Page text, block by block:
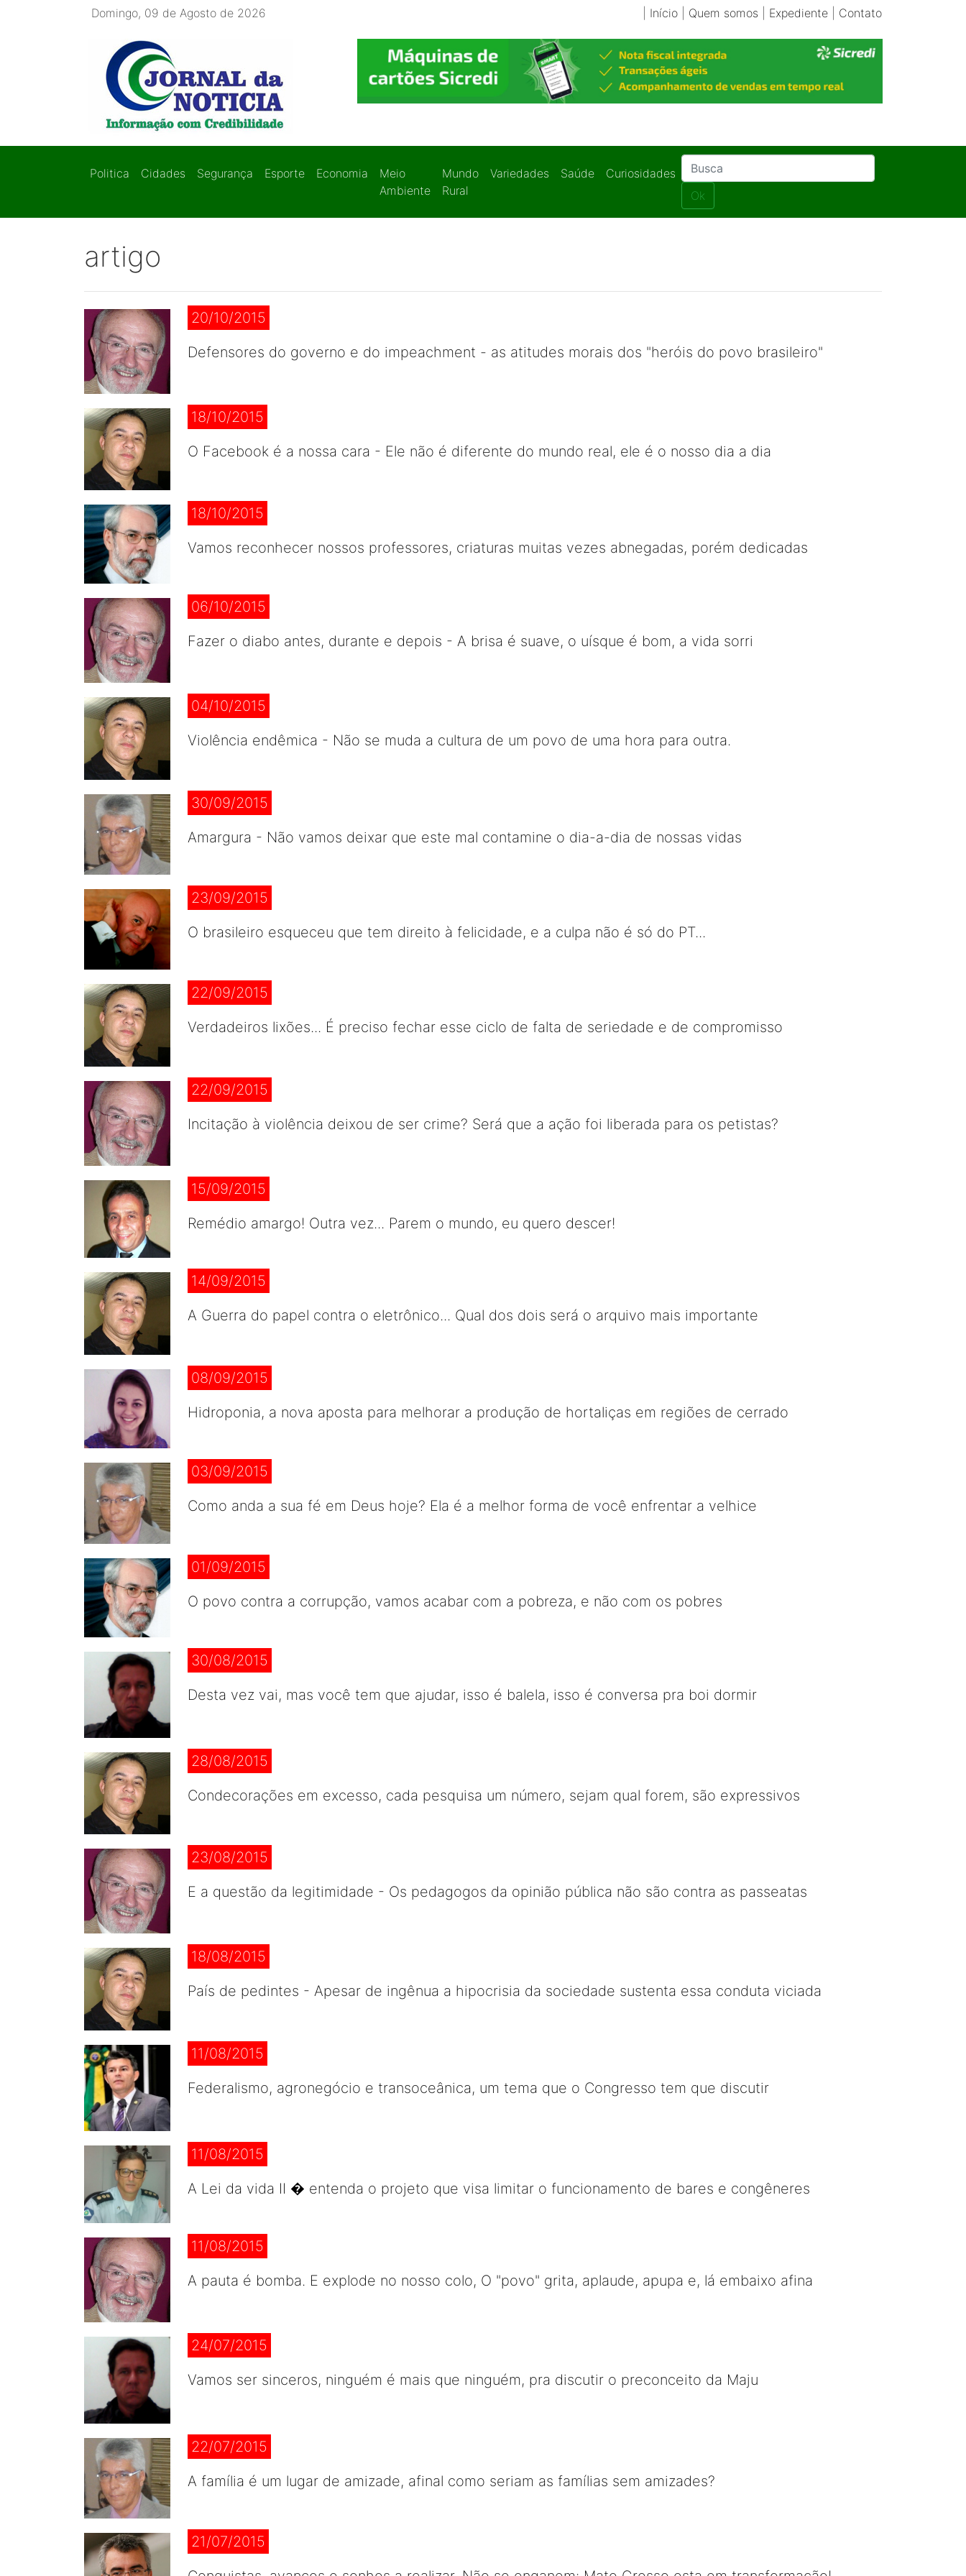
Domingo, 09 de Agosto de 2026 Início| Quem somos Expediente| Contato
Politica Cidades Segurança Esporte Economia
Meio
Ambiente
Mundo
Rural
Variedades Saúde
Curiosidades
Ok
artigo
20/10/2015
Defensores do governo e do impeachment - as atitudes morais dos "heróis do povo brasileiro"
18/10/2015
O Facebook é a nossa cara - Ele não é diferente do mundo real, ele é o nosso dia a dia
18/10/2015
Vamos reconhecer nossos professores, criaturas muitas vezes abnegadas, porém dedicadas
06/10/2015
Fazer o diabo antes, durante e depois - A brisa é suave, o uísque é bom, a vida sorri
04/10/2015
Violência endêmica - Não se muda a cultura de um povo de uma hora para outra.
30/09/2015
Amargura - Não vamos deixar que este mal contamine o dia-a-dia de nossas vidas
23/09/2015
O brasileiro esqueceu que tem direito à felicidade, e a culpa não é só do PT...
22/09/2015
Verdadeiros lixões... É preciso fechar esse ciclo de falta de seriedade e de compromisso
22/09/2015
Incitação à violência deixou de ser crime? Será que a ação foi liberada para os petistas?
15/09/2015
Remédio amargo! Outra vez... Parem o mundo, eu quero descer!
14/09/2015
A Guerra do papel contra o eletrônico... Qual dos dois será o arquivo mais importante
08/09/2015
Hidroponia, a nova aposta para melhorar a produção de hortaliças em regiões de cerrado
03/09/2015
Como anda a sua fé em Deus hoje? Ela é a melhor forma de você enfrentar a velhice
01/09/2015
O povo contra a corrupção, vamos acabar com a pobreza, e não com os pobres
30/08/2015
Desta vez vai, mas você tem que ajudar, isso é balela, isso é conversa pra boi dormir
28/08/2015
Condecorações em excesso, cada pesquisa um número, sejam qual forem, são expressivos
23/08/2015
E a questão da legitimidade - Os pedagogos da opinião pública não são contra as passeatas
18/08/2015
País de pedintes - Apesar de ingênua a hipocrisia da sociedade sustenta essa conduta viciada
11/08/2015
Federalismo, agronegócio e transoceânica, um tema que o Congresso tem que discutir
11/08/2015
A Lei da vida II � entenda o projeto que visa limitar o funcionamento de bares e congêneres
11/08/2015
A pauta é bomba. E explode no nosso colo, O "povo" grita, aplaude, apupa e, lá embaixo afina
24/07/2015
Vamos ser sinceros, ninguém é mais que ninguém, pra discutir o preconceito da Maju
22/07/2015
A família é um lugar de amizade, afinal como seriam as famílias sem amizades?
21/07/2015